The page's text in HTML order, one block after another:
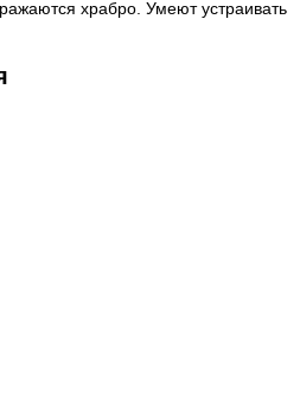
храбро. Умеют устраивать